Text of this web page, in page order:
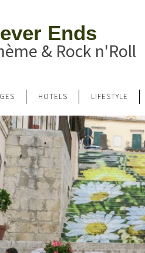
Ends
& Rock n'Roll
HOTELS LIFESTYLE